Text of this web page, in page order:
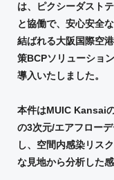
は、ピクシーダスト
と協働で、安心安全
結ばれる大阪国際空
策BCPソリューショ
導入いたしました。
本件はMUIC Kansai
の3次元/エアフロー
し、空間内感染リス
な見地から分析した